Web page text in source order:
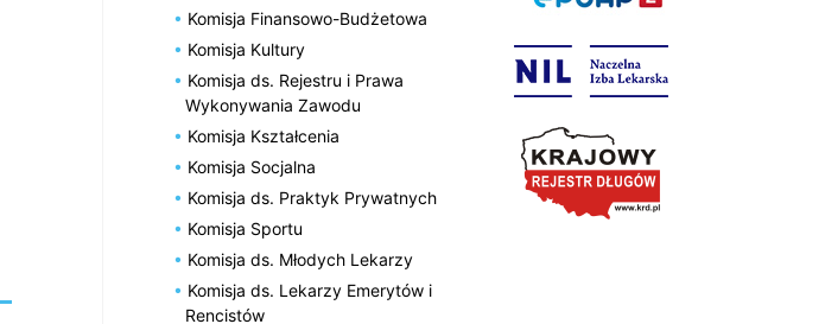
Komisja Finansowo-Budżetowa
Komisja Kultury
Komisja ds. Rejestru i Prawa
Wykonywania Zawodu
Komisja Kształcenia
Komisja Socjalna
Komisja ds. Praktyk Prywatnych
Komisja Sportu
Komisja ds. Młodych Lekarzy
Komisja ds. Lekarzy Emerytów i
Rencistów